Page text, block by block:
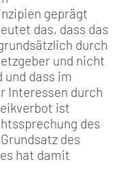
geprägt
das, dass das
durch
und nicht
dass im
Interessen durch
ist
des
des
hat damit